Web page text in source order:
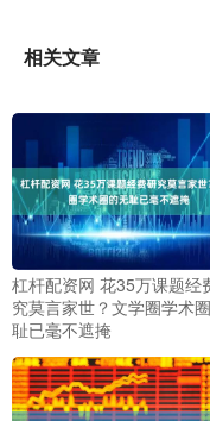
相关文章
杠杆配资网 花35万课题经
究莫言家世？文学圈学术
耻已毫不遮掩